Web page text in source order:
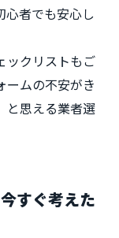
心者でも安心し
ックリストもご
ームの不安がき
と思える業者選
すぐ考えた